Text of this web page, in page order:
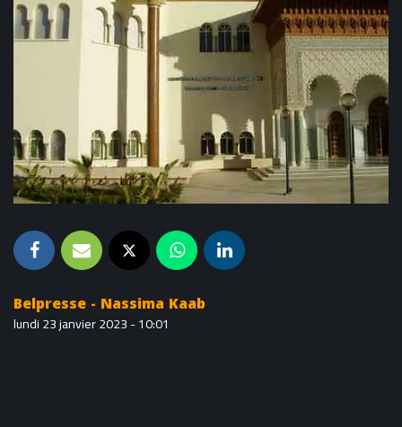
Belpresse - Nassima Kaab
lundi 23 janvier 2023 - 10:01